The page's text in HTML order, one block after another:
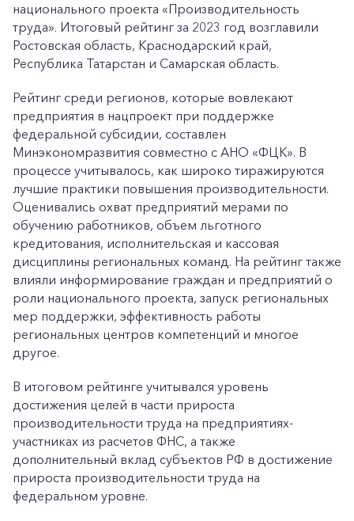
национального проекта «Производительность
труда». Итоговый рейтинг за 2023 год возглавили
Ростовская область, Краснодарский край,
Республика Татарстан и Самарская область.
Рейтинг среди регионов, которые вовлекают
предприятия в нацпроект при поддержке
федеральной субсидии, составлен
Минэкономразвития совместно с АНО «ФЦК». В
процессе учитывалось, как широко тиражируются
лучшие практики повышения производительности.
Оценивались охват предприятий мерами по
обучению работников, объем льготного
кредитования, исполнительская и кассовая
дисциплины региональных команд. На рейтинг также
влияли информирование граждан и предприятий о
роли национального проекта, запуск региональных
мер поддержки, эффективность работы
региональных центров компетенций и многое
другое.
В итоговом рейтинге учитывался уровень
достижения целей в части прироста
производительности труда на предприятиях-
участниках из расчетов ФНС, а также
дополнительный вклад субъектов РФ в достижение
прироста производительности труда на
федеральном уровне.